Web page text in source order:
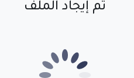
تم إيجاد الملف